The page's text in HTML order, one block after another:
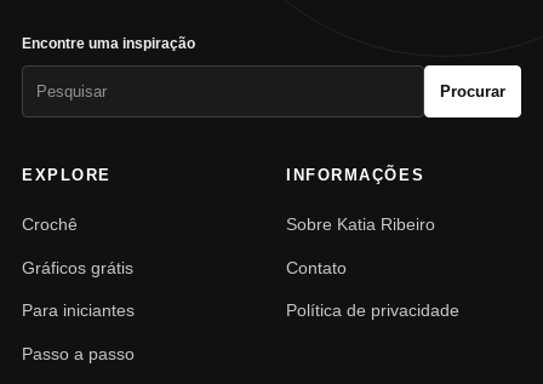
Encontre uma inspiração
Procurar
EXPLORE
Crochê
Gráficos grátis
Para iniciantes
Passo a passo
INFORMAÇÕES
Sobre Katia Ribeiro
Contato
Política de privacidade